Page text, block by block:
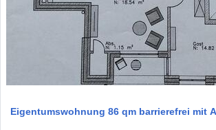
Eigentumswohnung 86 qm barrierefrei mit